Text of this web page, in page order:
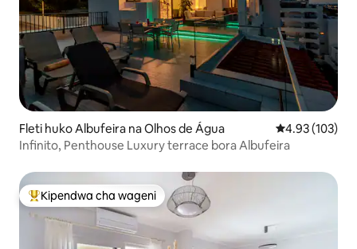
Fleti huko Albufeira na Olhos de Água Ukadiriaji wa
4.93 (103)
Infinito, Penthouse Luxury terrace bora Albufeira
Kipendwa maarufu cha wageni
Kipendwa cha wageni